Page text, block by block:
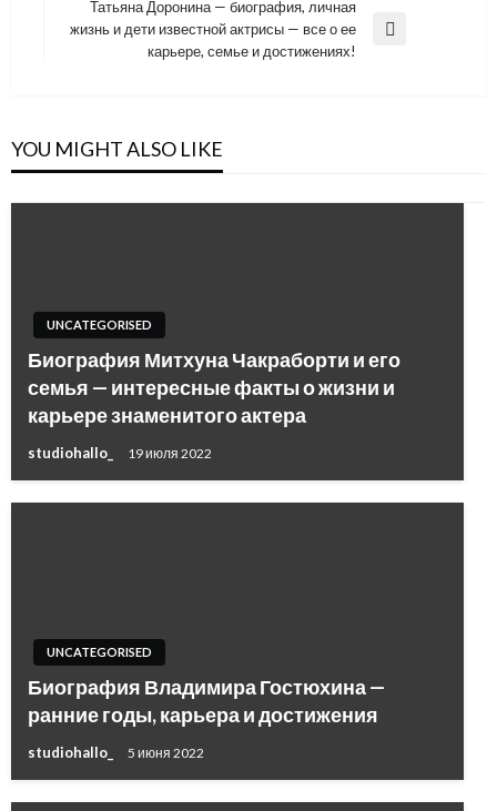
записям
Next
Татьяна Доронина — биография, личная
жизнь и дети известной актрисы — все о ее
карьере, семье и достижениях!
YOU MIGHT ALSO LIKE
UNCATEGORISED
Биография Митхуна Чакраборти и его
семья — интересные факты о жизни и
карьере знаменитого актера
studiohallo_ 19 июля 2022
UNCATEGORISED
Биография Владимира Гостюхина —
ранние годы, карьера и достижения
studiohallo_ 5 июня 2022